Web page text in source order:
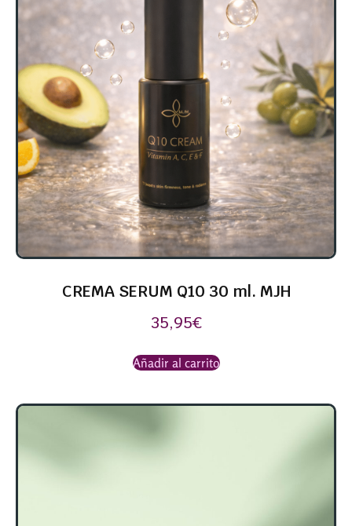
CREMA SERUM Q10 30 ml. MJH
35,95€
Añadir al carrito